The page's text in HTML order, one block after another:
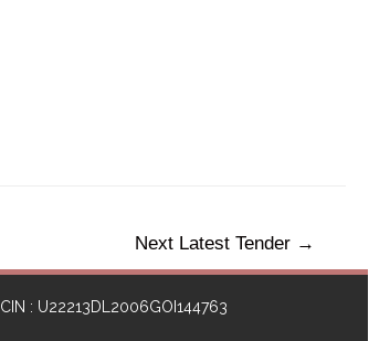
Next Latest Tender →
CIN : U22213DL2006GOI144763